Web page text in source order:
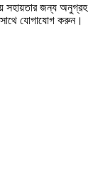
সহায়তার জন্য অনুগ্রহ
সাথে যোগাযোগ করুন।